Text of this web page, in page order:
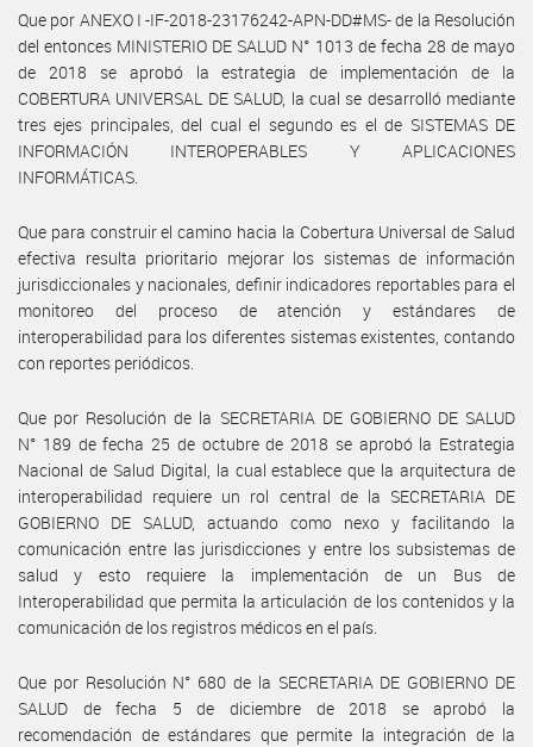
Que por ANEXO I -IF-2018-23176242-APN-DD#MS- de la Resolución
del entonces MINISTERIO DE SALUD N° 1013 de fecha 28 de mayo
de 2018 se aprobó la estrategia de implementación de la
COBERTURA UNIVERSAL DE SALUD, la cual se desarrolló mediante
tres ejes principales, del cual el segundo es el de SISTEMAS DE
INFORMACIÓN INTEROPERABLES Y APLICACIONES
INFORMÁTICAS.
Que para construir el camino hacia la Cobertura Universal de Salud
efectiva resulta prioritario mejorar los sistemas de información
jurisdiccionales y nacionales, definir indicadores reportables para el
monitoreo del proceso de atención y estándares de
interoperabilidad para los diferentes sistemas existentes, contando
con reportes periódicos.
Que por Resolución de la SECRETARIA DE GOBIERNO DE SALUD
N° 189 de fecha 25 de octubre de 2018 se aprobó la Estrategia
Nacional de Salud Digital, la cual establece que la arquitectura de
interoperabilidad requiere un rol central de la SECRETARIA DE
GOBIERNO DE SALUD, actuando como nexo y facilitando la
comunicación entre las jurisdicciones y entre los subsistemas de
salud y esto requiere la implementación de un Bus de
Interoperabilidad que permita la articulación de los contenidos y la
comunicación de los registros médicos en el país.
Que por Resolución N° 680 de la SECRETARIA DE GOBIERNO DE
SALUD de fecha 5 de diciembre de 2018 se aprobó la
recomendación de estándares que permite la integración de la